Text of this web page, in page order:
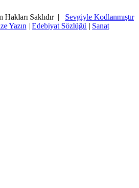
Hakları Saklıdır | Sevgiyle Kodlanmıştır
Yazın | Edebiyat Sözlüğü | Sanat